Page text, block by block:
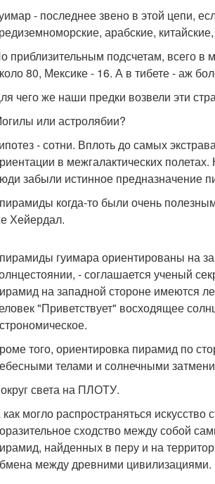
- последнее звено в этой цепи,
арабские,
приблизительным подсчетам, всего в
80, Мексике - 16. А в тибете - аж
чего же наши предки возвели эти
или астролябии?
- сотни. Вплоть до самых
в межгалактических
забыли истинное предназначение
когда-то были очень
Хейердал.
гуимара ориентированы на
- соглашается ученый
на западной стороне имеются
"Приветствует" восходящее
того, ориентировка пирамид по
телами и солнечными
света на ПЛОТУ.
могло распространяться
сходство между собой
найденных в перу и на
между древними цивилизациями.